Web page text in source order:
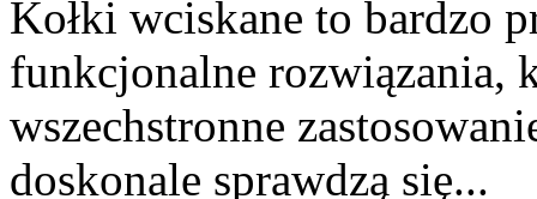
Kołki wciskane to bardzo
funkcjonalne rozwiązania,
wszechstronne
doskonale sprawdzą się...